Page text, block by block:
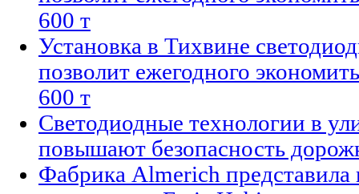
600 т
Установка в Тихвине
позволит ежегодного
600 т
Светодиодные технологии в
повышают безопасность
Фабрика Almerich